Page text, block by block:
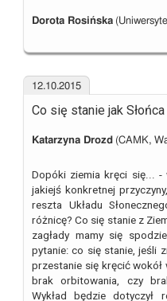
Dorota Rosińska
12.10.2015
Co się stanie jak
Katarzyna Drozd (CAMK,
Dopóki ziemia kręci się... -
jakiejś konkretnej
reszta Układu
różnicę? Co się stanie z
zagłady mamy się
pytanie: co się stanie, jeśli
przestanie się kręcić
brak orbitowania, czy
Wykład będzie